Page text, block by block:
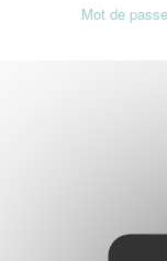
Mot de